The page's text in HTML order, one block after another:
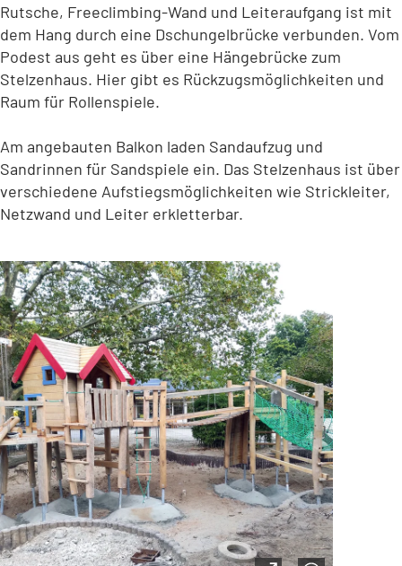
Rutsche, Freeclimbing-Wand und Leiteraufgang ist mit
dem Hang durch eine Dschungelbrücke verbunden. Vom
Podest aus geht es über eine Hängebrücke zum
Stelzenhaus. Hier gibt es Rückzugsmöglichkeiten und
Raum für Rollenspiele.
Am angebauten Balkon laden Sandaufzug und
Sandrinnen für Sandspiele ein. Das Stelzenhaus ist über
verschiedene Aufstiegsmöglichkeiten wie Strickleiter,
Netzwand und Leiter erkletterbar.